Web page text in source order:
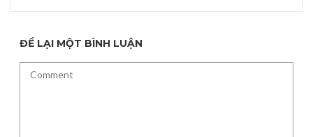
ĐỂ LẠI MỘT BÌNH LUẬN